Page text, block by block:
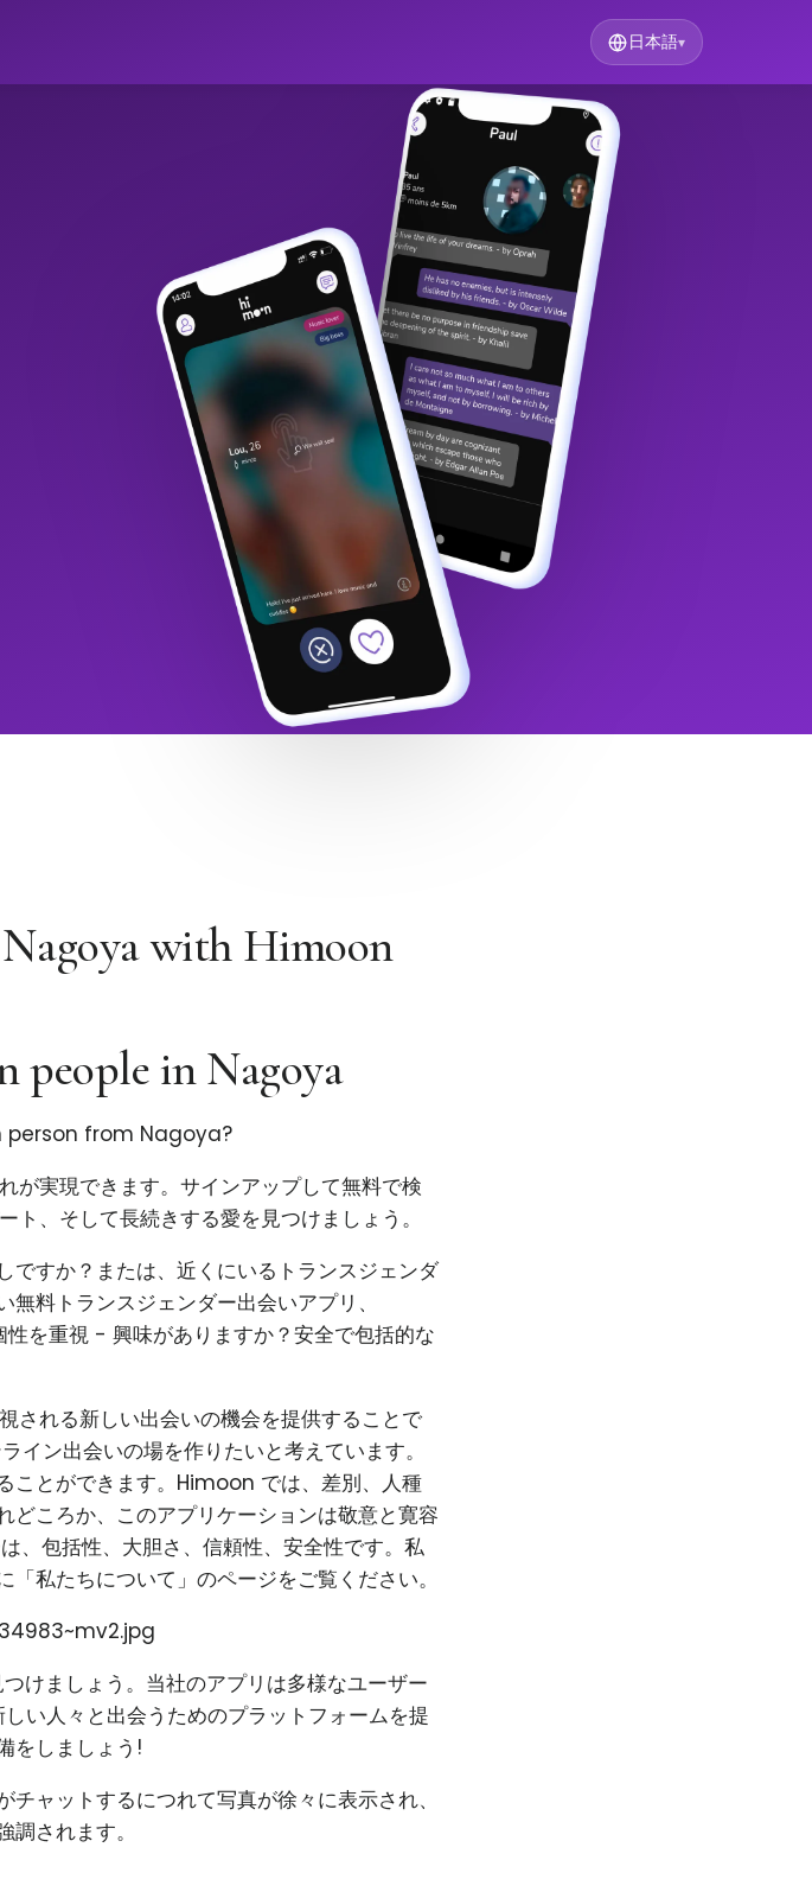
日本語▾
with Himoon
people in Nagoya
from Nagoya?
が実現できます。サインアップして無料で検
、そして長続きする愛を見つけましょう。
ですか？または、近くにいるトランスジェンダ
料トランスジェンダー出会いアプリ、
を重視 - 興味がありますか？安全で包括的な
される新しい出会いの機会を提供することで
イン出会いの場を作りたいと考えています。
ことができます。Himoon では、差別、人種
ころか、このアプリケーションは敬意と寛容
、包括性、大胆さ、信頼性、安全性です。私
私たちについて」のページをご覧ください。
けましょう。当社のアプリは多様なユーザー
い人々と出会うためのプラットフォームを提
をしましょう!
ャットするにつれて写真が徐々に表示され、
されます。